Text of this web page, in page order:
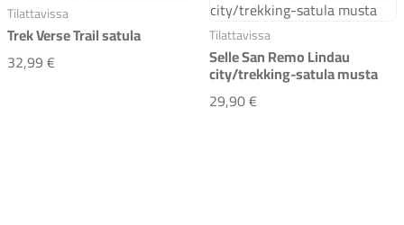
Tilattavissa
Trek Verse Trail satula
32,99 €Trek Verse Trail satula
Tilattavissa
Selle San Remo Lindau
city/trekking-satula musta
29,90 €Selle San Remo